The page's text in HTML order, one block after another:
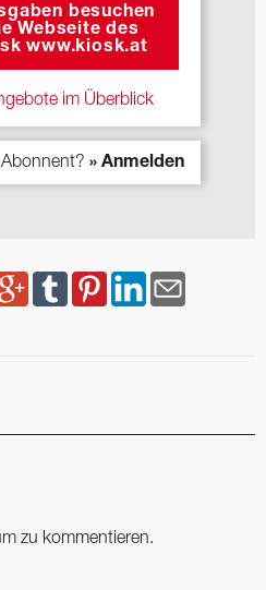
besuchen
Webseite des
www.kiosk.at
im Überblick
» Anmelden
zu kommentieren.